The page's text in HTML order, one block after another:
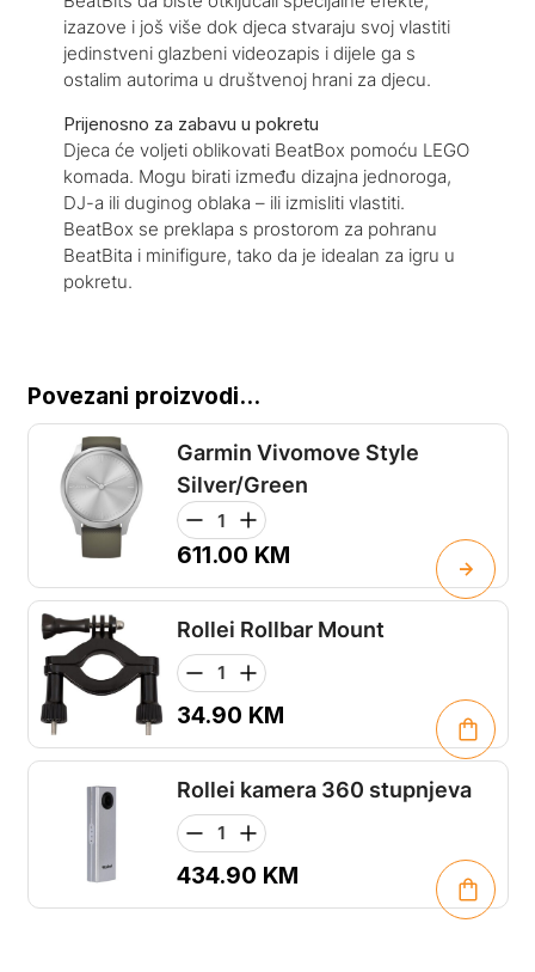
izazove i još više dok djeca stvaraju svoj vlastiti
jedinstveni glazbeni videozapis i dijele ga s
ostalim autorima u društvenoj hrani za djecu.
Prijenosno za zabavu u pokretu
Djeca će voljeti oblikovati BeatBox pomoću LEGO
komada. Mogu birati između dizajna jednoroga,
DJ-a ili duginog oblaka – ili izmisliti vlastiti.
BeatBox se preklapa s prostorom za pohranu
BeatBita i minifigure, tako da je idealan za igru u
pokretu.
Povezani proizvodi...
Garmin Vivomove Style
Silver/Green
611.00 KM
Rollei Rollbar Mount
34.90 KM
Rollei kamera 360 stupnjeva
434.90 KM